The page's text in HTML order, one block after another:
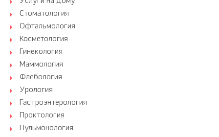
Стоматология
Офтальмология
Косметология
Гинекология
Маммология
Флебология
Урология
Гастроэнтерология
Проктология
Пульмонология